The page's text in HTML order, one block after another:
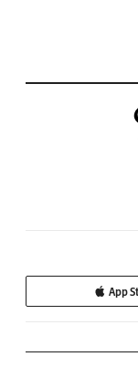
App